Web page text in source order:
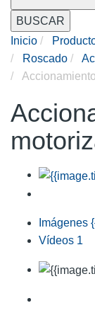
BUSCAR
Inicio
Roscado
Imágenes
Vídeos 1